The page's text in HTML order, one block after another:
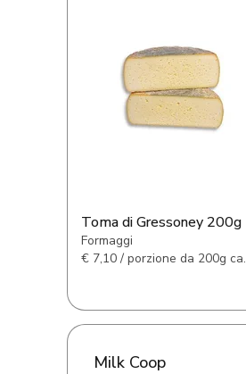
Toma di Gressoney 200g
Formaggi
€ 7,10 / porzione da 200g ca.
Milk Coop